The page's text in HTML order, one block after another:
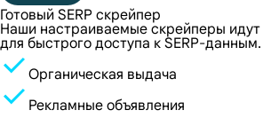
Готовый SERP скрейпер
Наши настраиваемые скрейперы
для быстрого доступа к SERP-данным.
Органическая выдача
Рекламные объявления